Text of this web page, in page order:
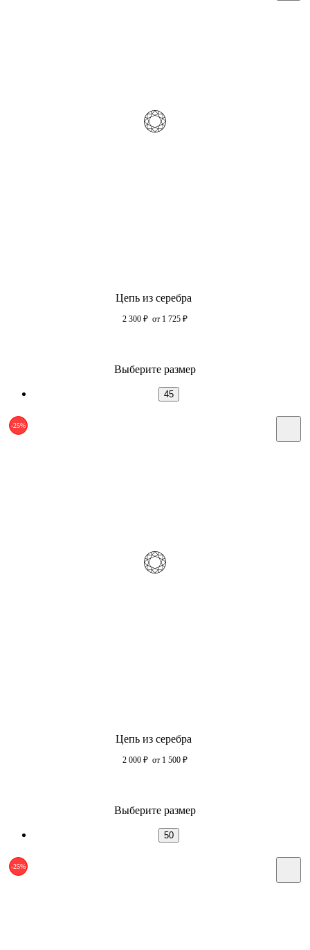
Цепь из серебра
2 300 ₽ от 1 725 ₽
Выберите размер
45
-25%
Цепь из серебра
2 000 ₽ от 1 500 ₽
Выберите размер
50
-25%